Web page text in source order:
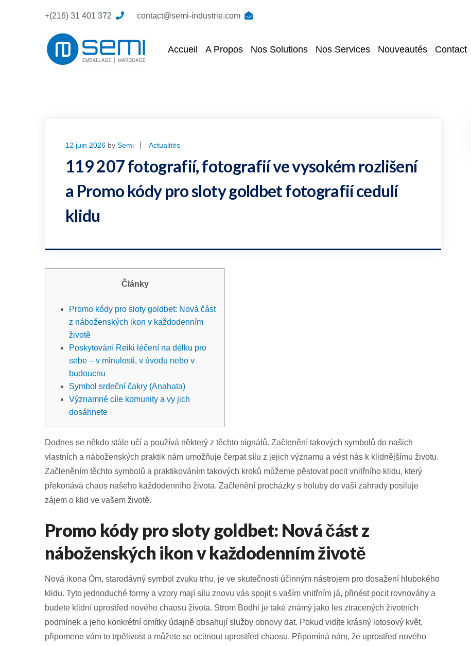
+(216) 31 401 372 contact@semi-industrie.com
Accueil A Propos Nos Solutions Nos Services Nouveautés Contact
12 juin 2026 by Semi Actualités
119 207 fotografií, fotografií ve vysokém rozlišení
a Promo kódy pro sloty goldbet fotografií cedulí
klidu
Články
Promo kódy pro sloty goldbet: Nová část
z náboženských ikon v každodenním
životě
Poskytování Reiki léčení na délku pro
sebe – v minulosti, v úvodu nebo v
budoucnu
Symbol srdeční čakry (Anahata)
Významné cíle komunity a vy jich
dosáhnete
Dodnes se někdo stále učí a používá některý z těchto signálů. Začlenění takových symbolů do našich
vlastních a náboženských praktik nám umožňuje čerpat sílu z jejich významu a vést nás k klidnějšímu životu.
Začleněním těchto symbolů a praktikováním takových kroků můžeme pěstovat pocit vnitřního klidu, který
překonává chaos našeho každodenního života. Začlenění procházky s holuby do vaší zahrady posiluje
zájem o klid ve vašem životě.
Promo kódy pro sloty goldbet: Nová část z
náboženských ikon v každodenním životě
Nová ikona Óm, starodávný symbol zvuku trhu, je ve skutečnosti účinným nástrojem pro dosažení hlubokého
klidu. Tyto jednoduché formy a vzory mají sílu znovu vás spojit s vaším vnitřním já, přinést pocit rovnováhy a
budete klidní uprostřed nového chaosu života. Strom Bodhi je také známý jako les ztracených životních
podmínek a jeho konkrétní omítky údajně obsahují služby obnovy dat. Pokud vidíte krásný lotosový květ,
připomene vám to trpělivost a můžete se ocitnout uprostřed chaosu. Připomíná nám, že uprostřed nového